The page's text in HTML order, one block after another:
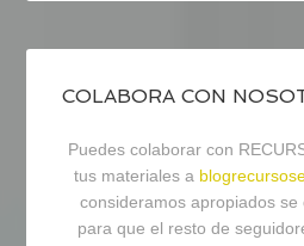
COLABORA CON
Puedes colaborar con
tus materiales a
consideramos apropiados se
para que el resto de